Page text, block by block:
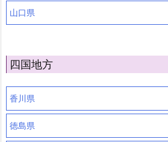
山口県
四国地方
香川県
徳島県